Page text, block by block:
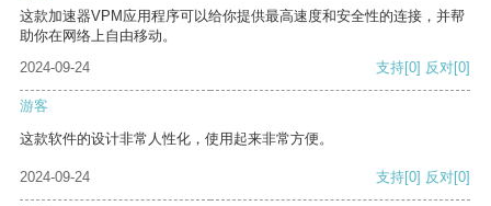
这款加速器VPM应用程序可以给你提供最高速度和安全性的连接，并帮
助你在网络上自由移动。
2024-09-24
支持[0] 反对[0]
游客
这款软件的设计非常人性化，使用起来非常方便。
2024-09-24 支持[0] 反对[0]